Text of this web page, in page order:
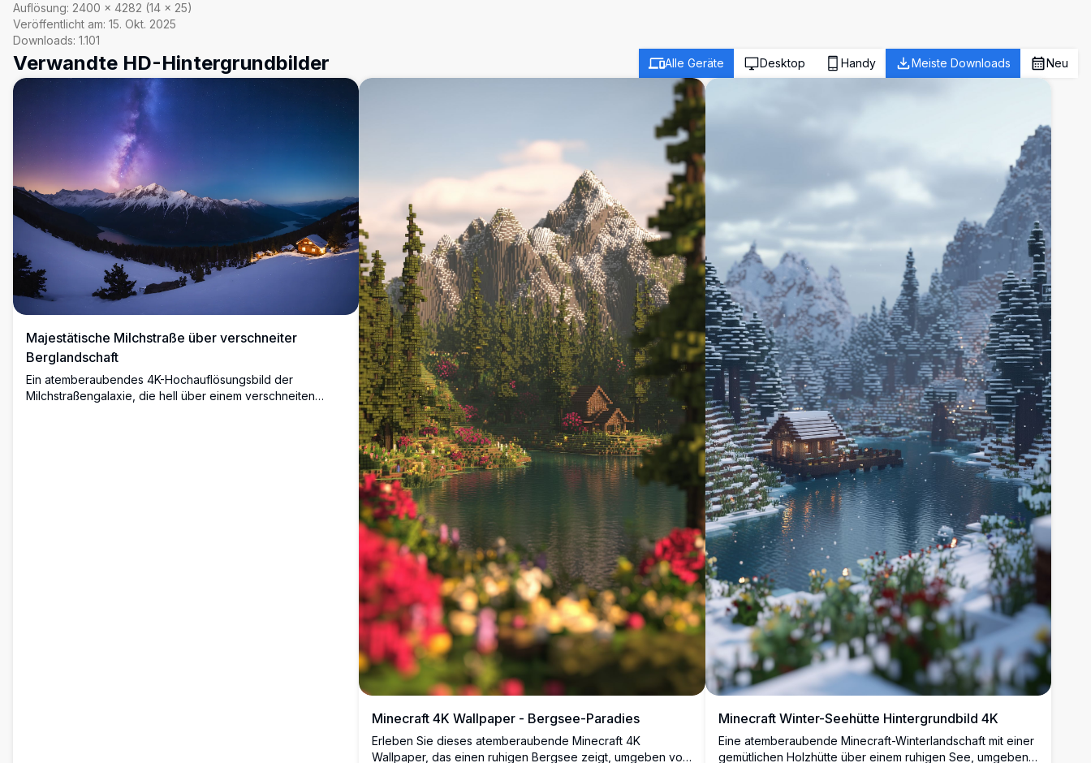
Auflösung: 2400 × 4282 (14 × 25)
Veröffentlicht am: 15. Okt. 2025
Downloads: 1.101
Verwandte HD-Hintergrundbilder Alle Geräte Desktop Handy Meiste Downloads Neu
Majestätische Milchstraße über verschneiter
Berglandschaft
Ein atemberaubendes 4K-Hochauflösungsbild der
Milchstraßengalaxie, die hell über einem verschneiten
Minecraft 4K Wallpaper - Bergsee-Paradies
Erleben Sie dieses atemberaubende Minecraft 4K
Wallpaper, das einen ruhigen Bergsee zeigt, umgeben von
Minecraft Winter-Seehütte Hintergrundbild 4K
Eine atemberaubende Minecraft-Winterlandschaft mit einer
gemütlichen Holzhütte über einem ruhigen See, umgeben